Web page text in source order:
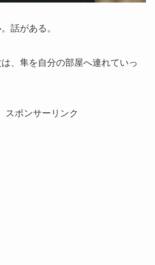
話がある。
、隼を自分の部屋へ連れていっ
スポンサーリンク